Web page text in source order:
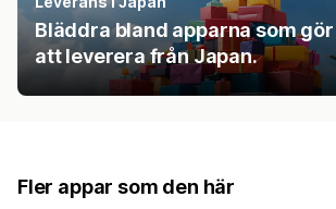
Bläddra bland apparna som
att leverera från Japan.
Fler appar som den här